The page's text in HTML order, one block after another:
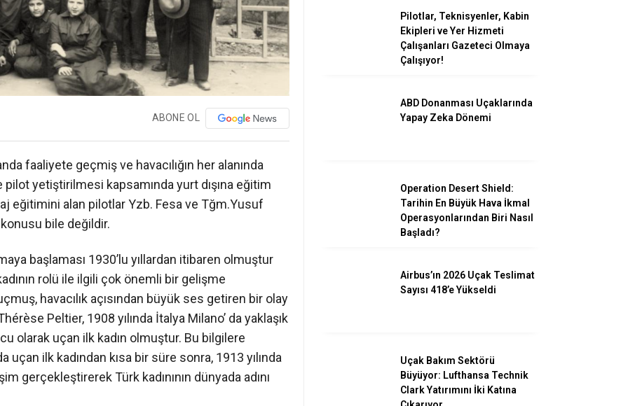
WhatsApp İhbar
Instagram
ABONE OL
faaliyete geçmiş ve havacılığın her alanında
yetiştirilmesi kapsamında yurt dışına eğitim
eğitimini alan pilotlar Yzb. Fesa ve Tğm.Yusuf
bile değildir.
başlaması 1930’lu yıllardan itibaren olmuştur
rolü ile ilgili çok önemli bir gelişme
havacılık açısından büyük ses getiren bir olay
Peltier, 1908 yılında İtalya Milano’ da yaklaşık
olarak uçan ilk kadın olmuştur. Bu bilgilere
uçan ilk kadından kısa bir süre sonra, 1913 yılında
gerçekleştirerek Türk kadınının dünyada adını
Pilotlar, Teknisyenler, Kabin
Ekipleri ve Yer Hizmeti
Çalışanları Gazeteci Olmaya
Çalışıyor!
ABD Donanması Uçaklarında
Yapay Zeka Dönemi
Operation Desert Shield:
Tarihin En Büyük Hava İkmal
Operasyonlarından Biri Nasıl
Başladı?
Airbus’ın 2026 Uçak Teslimat
Sayısı 418’e Yükseldi
Uçak Bakım Sektörü
Büyüyor: Lufthansa Technik
Clark Yatırımını İki Katına